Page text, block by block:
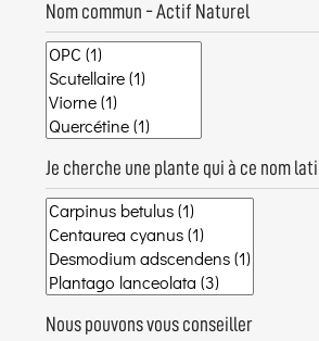
Nom commun - Actif Naturel
Je cherche une plante qui à ce nom
Nous pouvons vous conseiller